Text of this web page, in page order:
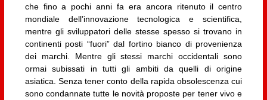
che fino a pochi anni fa era ancora ritenuto il centro
mondiale dell’innovazione tecnologica e scientifica,
mentre gli sviluppatori delle stesse spesso si trovano in
continenti posti “fuori” dal fortino bianco di provenienza
dei marchi. Mentre gli stessi marchi occidentali sono
ormai subissati in tutti gli ambiti da quelli di origine
asiatica. Senza tener conto della rapida obsolescenza cui
sono condannate tutte le novità proposte per tener vivo e